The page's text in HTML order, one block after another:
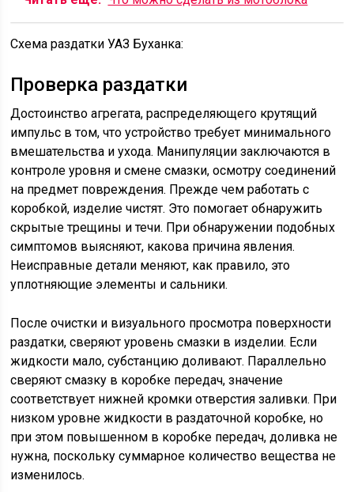
Схема раздатки УАЗ Буханка:
Проверка раздатки
Достоинство агрегата, распределяющего крутящий
импульс в том, что устройство требует минимального
вмешательства и ухода. Манипуляции заключаются в
контроле уровня и смене смазки, осмотру соединений
на предмет повреждения. Прежде чем работать с
коробкой, изделие чистят. Это помогает обнаружить
скрытые трещины и течи. При обнаружении подобных
симптомов выясняют, какова причина явления.
Неисправные детали меняют, как правило, это
уплотняющие элементы и сальники.
После очистки и визуального просмотра поверхности
раздатки, сверяют уровень смазки в изделии. Если
жидкости мало, субстанцию доливают. Параллельно
сверяют смазку в коробке передач, значение
соответствует нижней кромки отверстия заливки. При
низком уровне жидкости в раздаточной коробке, но
при этом повышенном в коробке передач, доливка не
нужна, поскольку суммарное количество вещества не
изменилось.